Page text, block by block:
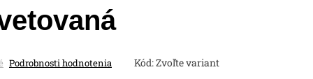
Podrobnosti hodnotenia Kód:Zvoľte variant